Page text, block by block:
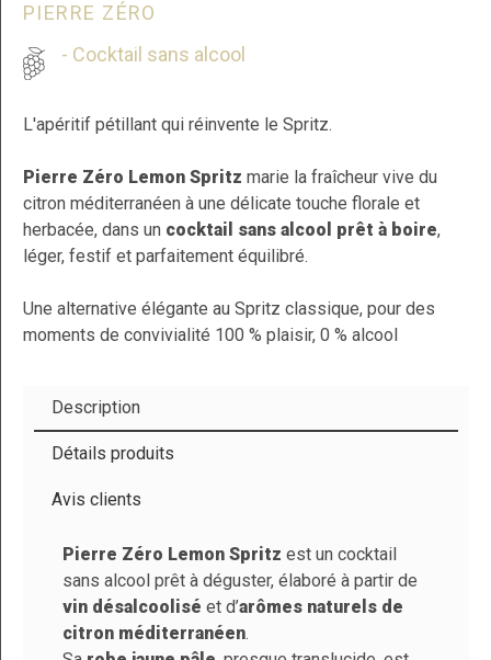
(2 avis)
PIERRE ZÉRO
- Cocktail sans alcool
L'apéritif pétillant qui réinvente le Spritz.
Pierre Zéro Lemon Spritz marie la fraîcheur vive du
citron méditerranéen à une délicate touche florale et
herbacée, dans un cocktail sans alcool prêt à boire,
léger, festif et parfaitement équilibré.
Une alternative élégante au Spritz classique, pour des
moments de convivialité 100 % plaisir, 0 % alcool
Description
Détails produits
Avis clients
Pierre Zéro Lemon Spritz est un cocktail
sans alcool prêt à déguster, élaboré à partir de
vin désalcoolisé et d’arômes naturels de
citron méditerranéen.
Marque Pierre Zéro
RéférencePFPIZE00-00240
En stock 670 Produits 9 /10